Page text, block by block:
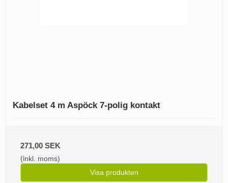
Kabelset 4 m Aspöck 7-polig kontakt
271,00 SEK
(inkl. moms)
Visa produkten